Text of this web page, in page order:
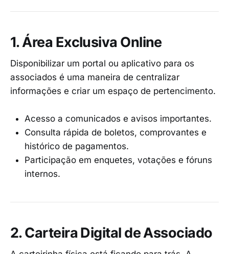
1. Área Exclusiva Online
Disponibilizar um portal ou aplicativo para os
associados é uma maneira de centralizar
informações e criar um espaço de pertencimento.
Acesso a comunicados e avisos importantes.
Consulta rápida de boletos, comprovantes e
histórico de pagamentos.
Participação em enquetes, votações e fóruns
internos.
2. Carteira Digital de Associado